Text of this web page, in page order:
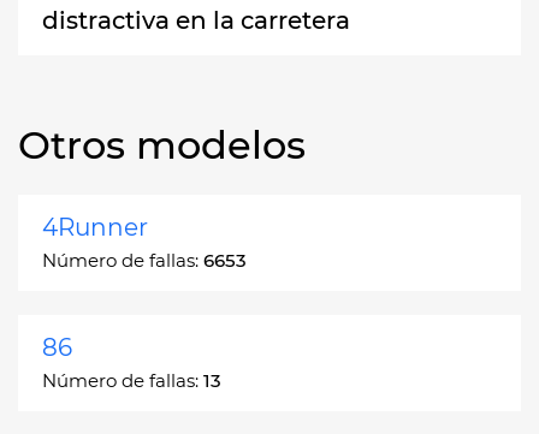
distractiva en la carretera
Otros modelos
4Runner
Número de fallas: 6653
86
Número de fallas: 13